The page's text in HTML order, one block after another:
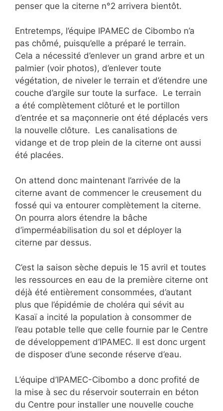
penser que la citerne n°2 arrivera bientôt.
Entretemps, l’équipe IPAMEC de Cibombo n’a
pas chômé, puisqu’elle a préparé le terrain.
Cela a nécessité d’enlever un grand arbre et un
palmier (voir photos), d’enlever toute
végétation, de niveler le terrain et d’étendre une
couche d’argile sur toute la surface. Le terrain
a été complètement clôturé et le portillon
d’entrée et sa maçonnerie ont été déplacés vers
la nouvelle clôture. Les canalisations de
vidange et de trop plein de la citerne ont aussi
été placées.
On attend donc maintenant l’arrivée de la
citerne avant de commencer le creusement du
fossé qui va entourer complètement la citerne.
On pourra alors étendre la bâche
d’imperméabilisation du sol et déployer la
citerne par dessus.
C’est la saison sèche depuis le 15 avril et toutes
les ressources en eau de la première citerne ont
déjà été entièrement consommées, d’autant
plus que l’épidémie de choléra qui sévit au
Kasaï a incité la population à consommer de
l’eau potable telle que celle fournie par le Centre
de développement d’IPAMEC. Il est donc urgent
de disposer d’une seconde réserve d’eau.
L’équipe d’IPAMEC-Cibombo a donc profité de
la mise à sec du réservoir souterrain en béton
du Centre pour installer une nouvelle couche